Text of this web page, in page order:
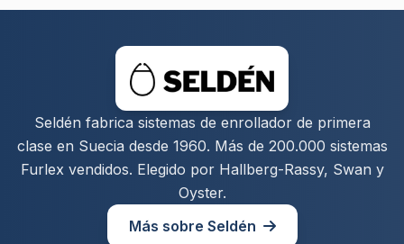
Seldén fabrica sistemas de enrollador de primera
clase en Suecia desde 1960. Más de 200.000 sistemas
Furlex vendidos. Elegido por Hallberg-Rassy, Swan y
Oyster.
Más sobre Seldén